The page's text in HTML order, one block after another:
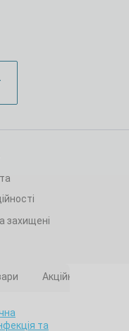
захищені
Акційні товари
та